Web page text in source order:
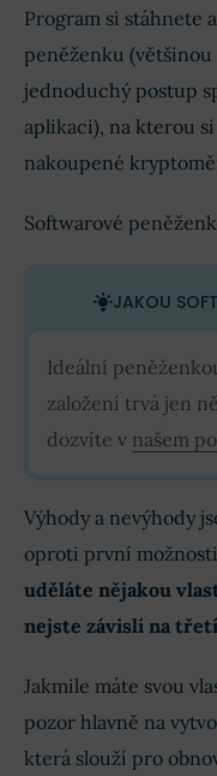
Program si stáhnete
peněženku
jednoduchý postup
aplikaci), na kterou
nakoupené
Softwarové
JAKOU
Ideální
založení trvá jen
dozvíte v našem
Výhody a nevýhody
oproti první
uděláte nějakou
nejste závislí na
Jakmile máte svou
pozor hlavně na
která slouží pro